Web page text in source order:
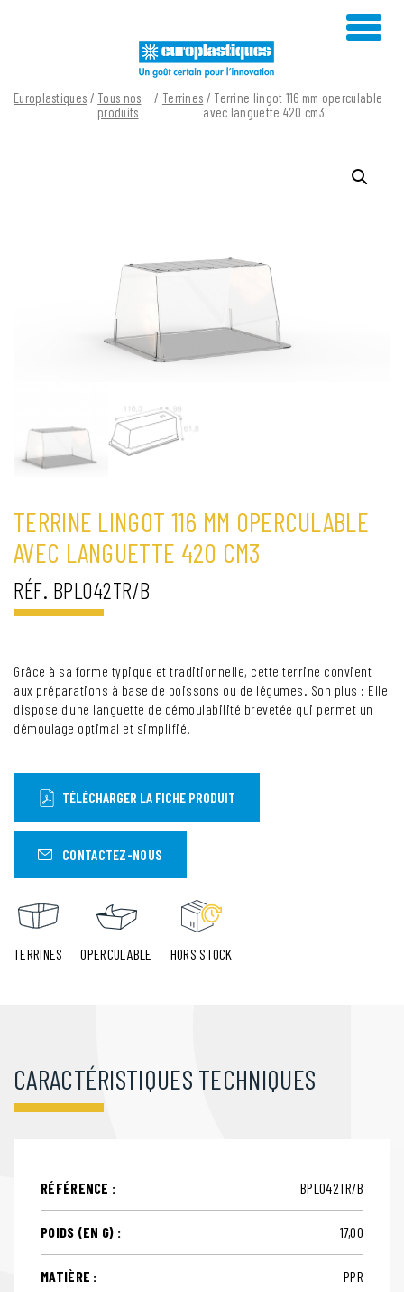
Europlastiques / Tous nos
produits
/ Terrines / Terrine lingot 116 mm operculable
avec languette 420 cm3
TERRINE LINGOT 116 MM OPERCULABLE
AVEC LANGUETTE 420 CM3
RÉF. BPL042TR/B
Grâce à sa forme typique et traditionnelle, cette terrine convient
aux préparations à base de poissons ou de légumes. Son plus : Elle
dispose d'une languette de démoulabilité brevetée qui permet un
démoulage optimal et simplifié.
TÉLÉCHARGER LA FICHE PRODUIT
CONTACTEZ-NOUS
TERRINES OPERCULABLE HORS STOCK
CARACTÉRISTIQUES TECHNIQUES
RÉFÉRENCE : BPL042TR/B
POIDS (EN G) : 17,00
MATIÈRE : PPR